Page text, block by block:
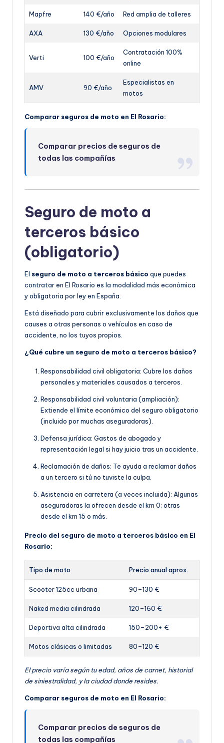
Mapfre 140 €/año Red amplia de talleres
AXA 130 €/año Opciones modulares
Verti 100 €/año
Contratación 100%
online
AMV 90 €/año
Especialistas en
motos
Comparar seguros de moto en El Rosario:
Comparar precios de seguros de
todas las compañías
Seguro de moto a
terceros básico
(obligatorio)
El seguro de moto a terceros básico que puedes
contratar en El Rosario es la modalidad más económica
y obligatoria por ley en España.
Está diseñado para cubrir exclusivamente los daños que
causes a otras personas o vehículos en caso de
accidente, no los tuyos propios.
¿Qué cubre un seguro de moto a terceros básico?
Responsabilidad civil obligatoria: Cubre los daños
personales y materiales causados a terceros.
Responsabilidad civil voluntaria (ampliación):
Extiende el límite económico del seguro obligatorio
(incluido por muchas aseguradoras).
Defensa jurídica: Gastos de abogado y
representación legal si hay juicio tras un accidente.
Reclamación de daños: Te ayuda a reclamar daños
a un tercero si tú no tuviste la culpa.
Asistencia en carretera (a veces incluida): Algunas
aseguradoras la ofrecen desde el km 0; otras
desde el km 15 o más.
Precio del seguro de moto a terceros básico en El
Rosario:
Tipo de moto Precio anual aprox.
Scooter 125cc urbana 90–130 €
Naked media cilindrada 120–160 €
Deportiva alta cilindrada 150–200+ €
Motos clásicas o limitadas 80–120 €
El precio varía según tu edad, años de carnet, historial
de siniestralidad, y la ciudad donde resides.
Comparar seguros de moto en El Rosario:
Comparar precios de seguros de
todas las compañías